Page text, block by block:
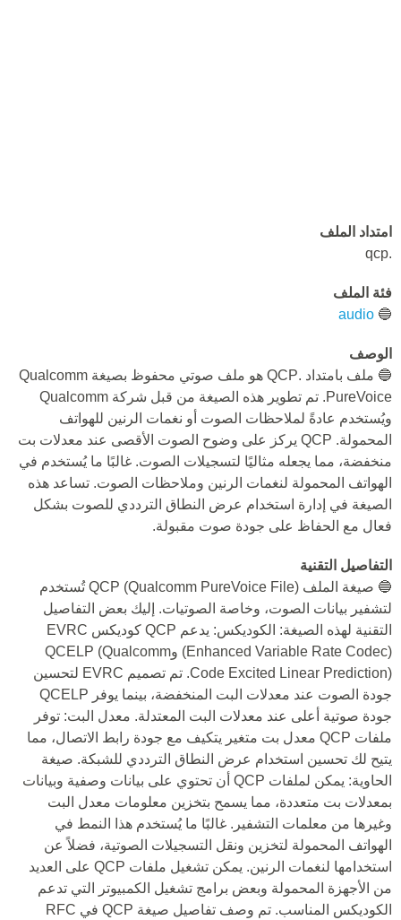
امتداد الملف
.qcp
فئة الملف
🔵
audio
الوصف
🔵 ملف بامتداد .QCP هو ملف صوتي محفوظ بصيغة Qualcomm
PureVoice. تم تطوير هذه الصيغة من قبل شركة Qualcomm
ويُستخدم عادةً لملاحظات الصوت أو نغمات الرنين للهواتف
المحمولة. QCP يركز على وضوح الصوت الأقصى عند معدلات بت
منخفضة، مما يجعله مثاليًا لتسجيلات الصوت. غالبًا ما يُستخدم في
الهواتف المحمولة لنغمات الرنين وملاحظات الصوت. تساعد هذه
الصيغة في إدارة استخدام عرض النطاق الترددي للصوت بشكل
فعال مع الحفاظ على جودة صوت مقبولة.
التفاصيل التقنية
🔵 صيغة الملف QCP (Qualcomm PureVoice File) تُستخدم
لتشفير بيانات الصوت، وخاصة الصوتيات. إليك بعض التفاصيل
التقنية لهذه الصيغة: الكوديكس: يدعم QCP كوديكس EVRC
(Enhanced Variable Rate Codec) وQCELP (Qualcomm
Code Excited Linear Prediction). تم تصميم EVRC لتحسين
جودة الصوت عند معدلات البت المنخفضة، بينما يوفر QCELP
جودة صوتية أعلى عند معدلات البت المعتدلة. معدل البت: توفر
ملفات QCP معدل بت متغير يتكيف مع جودة رابط الاتصال، مما
يتيح لك تحسين استخدام عرض النطاق الترددي للشبكة. صيغة
الحاوية: يمكن لملفات QCP أن تحتوي على بيانات وصفية وبيانات
بمعدلات بت متعددة، مما يسمح بتخزين معلومات معدل البت
وغيرها من معلمات التشفير. غالبًا ما يُستخدم هذا النمط في
الهواتف المحمولة لتخزين ونقل التسجيلات الصوتية، فضلاً عن
استخدامها لنغمات الرنين. يمكن تشغيل ملفات QCP على العديد
من الأجهزة المحمولة وبعض برامج تشغيل الكمبيوتر التي تدعم
الكوديكس المناسب. تم وصف تفاصيل صيغة QCP في RFC